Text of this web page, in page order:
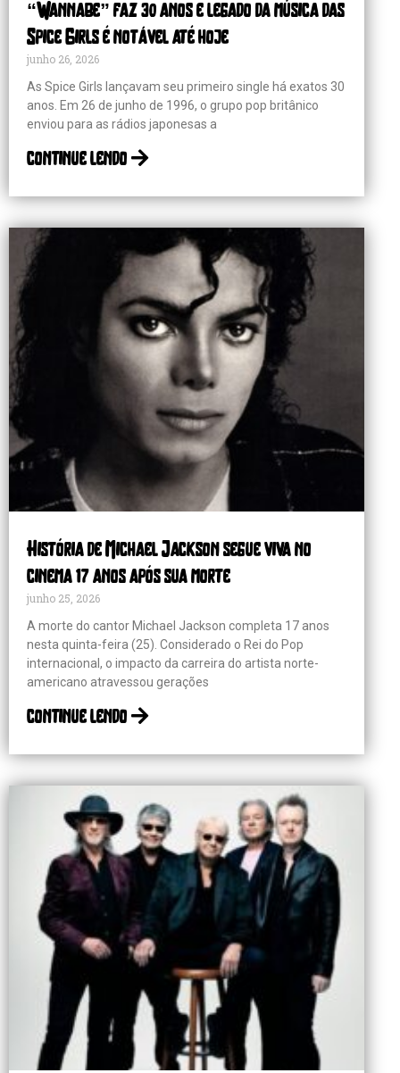
“Wannabe” faz 30 anos e legado da música das
Spice Girls é notável até hoje
junho 26, 2026
As Spice Girls lançavam seu primeiro single há exatos 30
anos. Em 26 de junho de 1996, o grupo pop britânico
enviou para as rádios japonesas a
continue lendo
História de Michael Jackson segue viva no
cinema 17 anos após sua morte
junho 25, 2026
A morte do cantor Michael Jackson completa 17 anos
nesta quinta-feira (25). Considerado o Rei do Pop
internacional, o impacto da carreira do artista norte-
americano atravessou gerações
continue lendo